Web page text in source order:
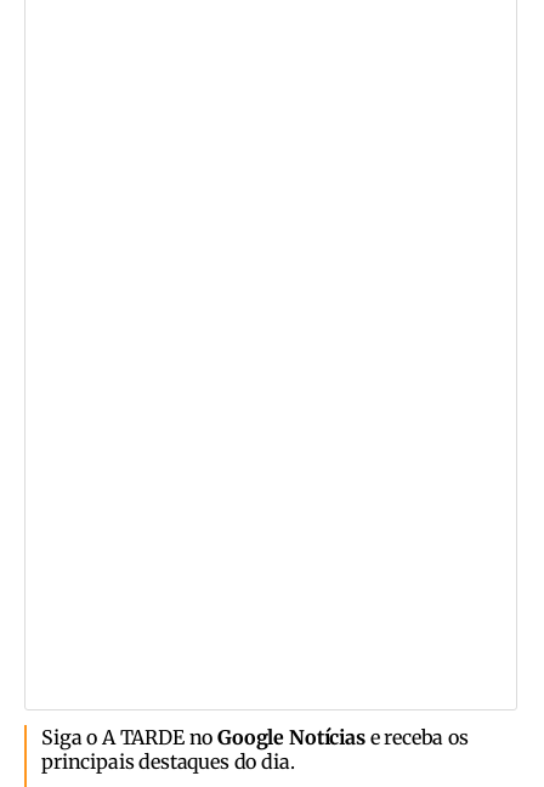
Siga o A TARDE noGoogle Notíciase receba os
principais destaques do dia.